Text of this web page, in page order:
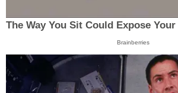
The Way You Sit Could Expose
Brainberries